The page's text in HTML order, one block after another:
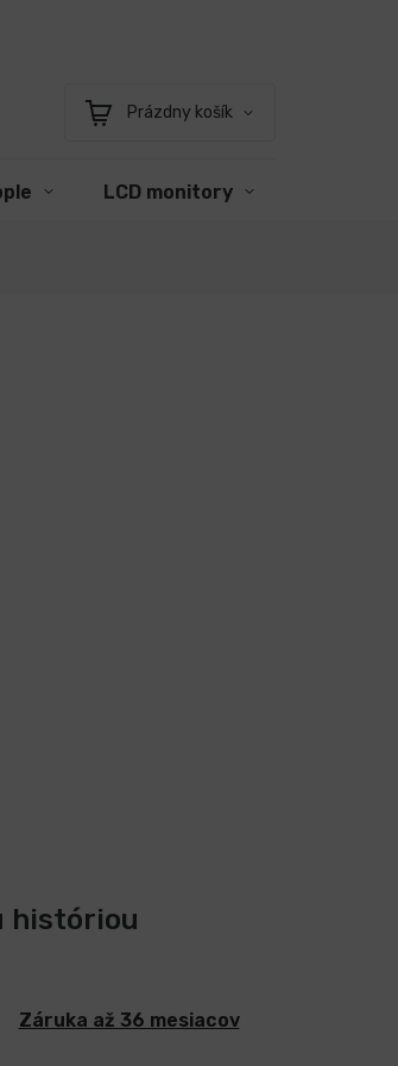
Nákupný
Prázdny košík
LCD monitory
históriou
Záruka až 36 mesiacov